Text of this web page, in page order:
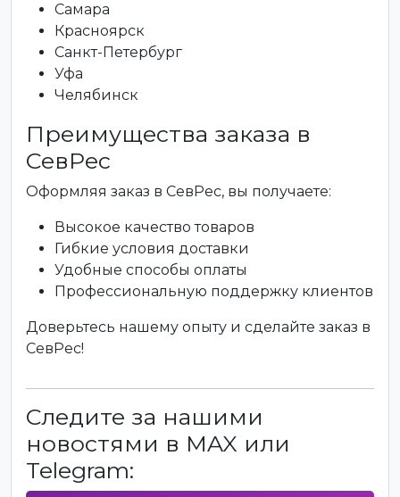
Самара
Красноярск
Санкт-Петербург
Уфа
Челябинск
Преимущества заказа в
СевРес
Оформляя заказ в СевРес, вы получаете:
Высокое качество товаров
Гибкие условия доставки
Удобные способы оплаты
Профессиональную поддержку клиентов
Доверьтесь нашему опыту и сделайте заказ в
СевРес!
Следите за нашими
новостями в MAX или
Telegram: